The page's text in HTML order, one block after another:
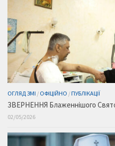
ОГЛЯД ЗМІ / ОФІЦІЙНО /ПУБЛІКАЦІЇ
ЗВЕРНЕННЯ Блаженнішого
02/05/2026